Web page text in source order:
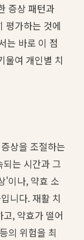
증상 패턴과
평가하는 것에
는 바로 이 점
울여 개인별 치
상을 조절하는
는 시간과 그
'이나, 약효 소
니다. 재활 치
, 약효가 떨어
의 위험을 최